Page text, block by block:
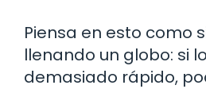
Piensa en esto como
llenando un globo: si
demasiado rápido,